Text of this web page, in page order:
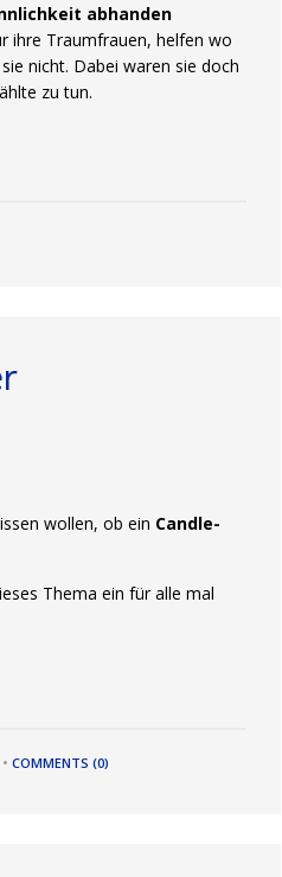
abhanden
ihre Traumfrauen, helfen wo
nicht. Dabei waren sie doch
zu tun.
wollen, ob ein Candle-
Thema ein für alle mal
•COMMENTS (0)